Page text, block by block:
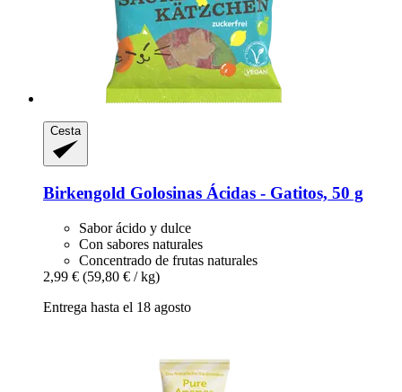
Cesta
Birkengold Golosinas Ácidas -​ Gatitos, 50 g
Sabor ácido y dulce
Con sabores naturales
Concentrado de frutas naturales
2,99 € (59,80 € / kg)
Entrega hasta el 18 agosto